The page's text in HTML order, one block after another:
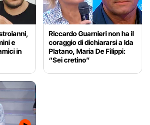
e
in
Riccardo Guarnieri non ha il
coraggio di dichiararsi a Ida
Platano, Maria De Filippi:
“Sei cretino”